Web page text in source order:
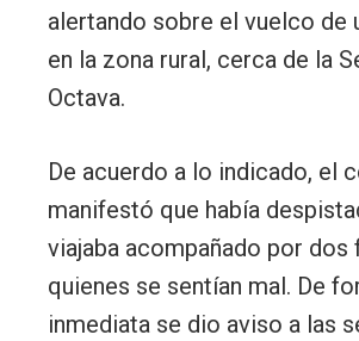
alertando sobre el vuelco de
en la zona rural, cerca de la
Octava.
De acuerdo a lo indicado, el
manifestó que había
viajaba acompañado por dos
quienes se sentían mal. De
inmediata se dio aviso a las